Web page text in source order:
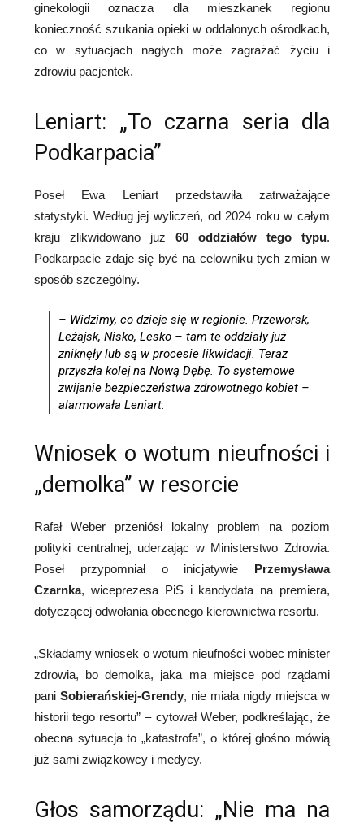
ginekologii oznacza dla mieszkanek regionu
konieczność szukania opieki w oddalonych ośrodkach,
co w sytuacjach nagłych może zagrażać życiu i
zdrowiu pacjentek.
Leniart: „To czarna seria dla
Podkarpacia”
Poseł Ewa Leniart przedstawiła zatrważające
statystyki. Według jej wyliczeń, od 2024 roku w całym
kraju zlikwidowano już 60 oddziałów tego typu.
Podkarpacie zdaje się być na celowniku tych zmian w
sposób szczególny.
– Widzimy, co dzieje się w regionie. Przeworsk,
Leżajsk, Nisko, Lesko – tam te oddziały już
zniknęły lub są w procesie likwidacji. Teraz
przyszła kolej na Nową Dębę. To systemowe
zwijanie bezpieczeństwa zdrowotnego kobiet –
alarmowała Leniart.
Wniosek o wotum nieufności i
„demolka” w resorcie
Rafał Weber przeniósł lokalny problem na poziom
polityki centralnej, uderzając w Ministerstwo Zdrowia.
Poseł przypomniał o inicjatywie
Przemysława
Czarnka, wiceprezesa PiS i kandydata na premiera,
dotyczącej odwołania obecnego kierownictwa resortu.
„Składamy wniosek o wotum nieufności wobec minister
zdrowia, bo demolka, jaka ma miejsce pod rządami
pani Sobierańskiej-Grendy, nie miała nigdy miejsca w
historii tego resortu” – cytował Weber, podkreślając, że
obecna sytuacja to „katastrofa”, o której głośno mówią
już sami związkowcy i medycy.
Głos samorządu: „Nie ma na